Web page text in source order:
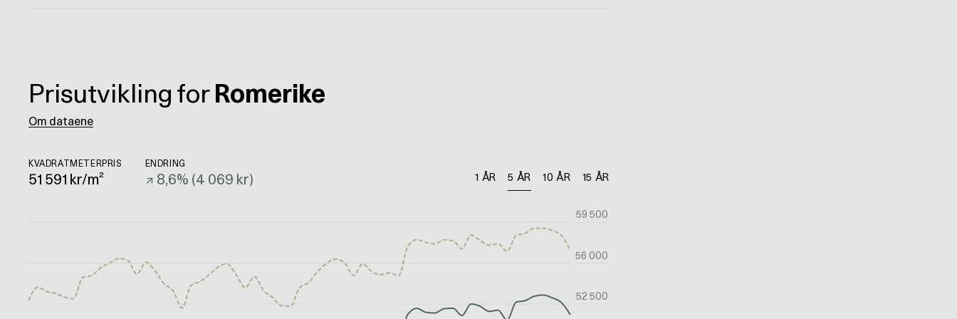
Prisutvikling for Romerike
Om dataene
1 ÅR 5 ÅR 10 ÅR 15 ÅR
KVADRATMETERPRIS
51 591 kr/m²
ENDRING
↗ 8,6% (4 069 kr)
52 500
56 000
59 500